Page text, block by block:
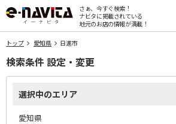
さぁ、今すぐ検索！
ナビタに掲載されている
地元のお店の情報が満載！
トップ 愛知県 日進市
検索条件 設定・変更
選択中のエリア
愛知県